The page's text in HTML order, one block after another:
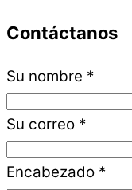
Contáctanos
Su nombre *
Su correo *
Encabezado *